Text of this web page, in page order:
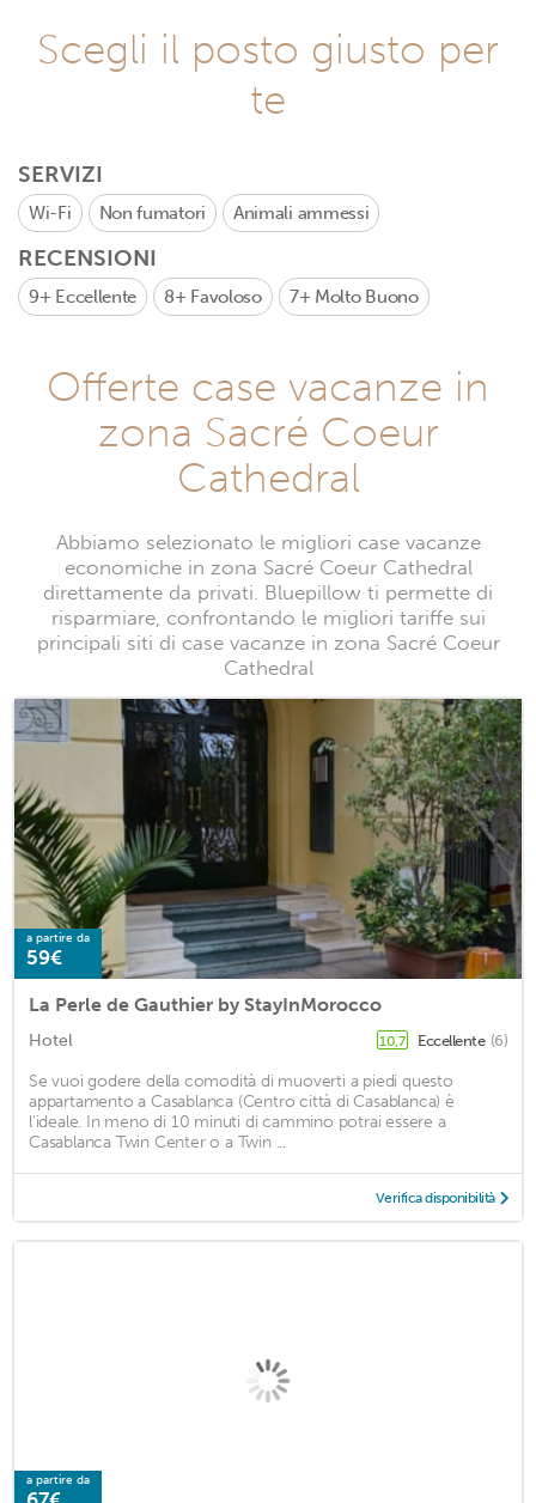
Scegli il posto giusto per
te
SERVIZI
Wi-Fi Non fumatori Animali ammessi
RECENSIONI
9+ Eccellente 8+ Favoloso 7+ Molto Buono
Offerte case vacanze in
zona Sacré Coeur
Cathedral
Abbiamo selezionato le migliori case vacanze
economiche in zona Sacré Coeur Cathedral
direttamente da privati. Bluepillow ti permette di
risparmiare, confrontando le migliori tariffe sui
principali siti di case vacanze in zona Sacré Coeur
Cathedral
a partire da
59€
La Perle de Gauthier by StayInMorocco
Hotel 10,7 Eccellente (6)
Se vuoi godere della comodità di muoverti a piedi questo
appartamento a Casablanca (Centro città di Casablanca) è
l'ideale. In meno di 10 minuti di cammino potrai essere a
Casablanca Twin Center o a Twin ...
Verifica disponibilità
a partire da